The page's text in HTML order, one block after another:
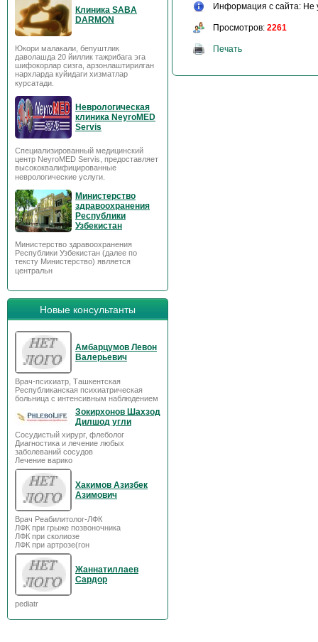
Клиника SABA
DARMON
Юкори малакали, бепуштлик
даволашда 20 йиллик тажрибага эга
шифокорлар сизга, арзонлаштирилган
нархларда куйидаги хизматлар
курсатади.
Неврологическая
клиника NeyroMED
Servis
Специализированный медицинский
центр NeyroMED Servis, предоставляет
высококвалифицированные
неврологические услуги.
Министерство
здравоохранения
Республики
Узбекистан
Министерство здравоохранения
Республики Узбекистан (далее по
тексту Министерство) является
центральн
Новые консультанты
Амбарцумов Левон
Валерьевич
Врач-психиатр, Ташкентская
Республиканская психиатрическая
больница с интенсивным наблюдением
Зокирхонов Шахзод
Дилшод угли
Сосудистый хирург, флеболог
Диагностика и лечение любых
заболеваний сосудов
Лечение варико
Хакимов Азизбек
Азимович
Врач Реабилитолог-ЛФК
ЛФК при грыже позвоночника
ЛФК при сколиозе
ЛФК при артрозе(гон
Жаннатиллаев
Сардор
pediatr
Информация с сайта: Не
Просмотров: 2261
Печать